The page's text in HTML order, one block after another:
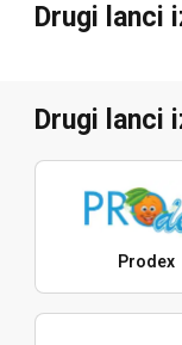
Drugi lanci
Drugi lanci
Prodex